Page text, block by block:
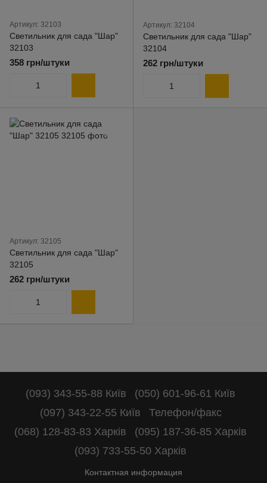
Артикул: 32103
Светильник для сада "Шар"
32103
358 грн/штуки
Артикул: 32104
Светильник для сада "Шар"
32104
262 грн/штуки
Артикул: 32105
Светильник для сада "Шар"
32105
262 грн/штуки
(093) 343-55-88 Київ
(050) 601-96-61 Київ
(097) 343-22-55 Київ
Телефон/факс
(068) 128-83-83 Харків
(095) 187-36-85 Харків
(093) 733-55-50 Харків
Контактная информация